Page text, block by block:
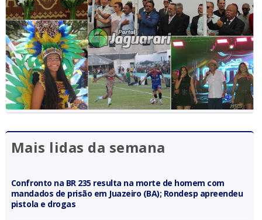
Mais lidas da semana
Confronto na BR 235 resulta na morte de homem com
mandados de prisão em Juazeiro (BA); Rondesp apreendeu
pistola e drogas